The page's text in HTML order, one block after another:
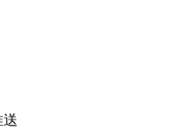
送